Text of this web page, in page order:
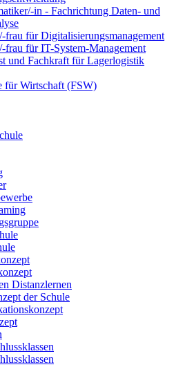
in - Fachrichtung Daten- und
frau für Digitalisierungsmanagement
frau für IT-System-Management
und Fachkraft für Lagerlogistik
für Wirtschaft (FSW)
Distanzlernen
der Schule